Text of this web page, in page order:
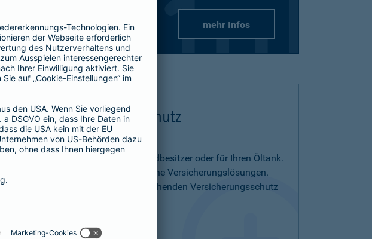
und
mehr Infos
Haftpflichtschutz
als Bauherr, bereits Haus- und Grundbesitzer oder für Ihren Öltank.
Situationen benötigen eigene Versicherungslösungen.
bietet Ihnen die Barmenia entsprechenden Versicherungsschutz